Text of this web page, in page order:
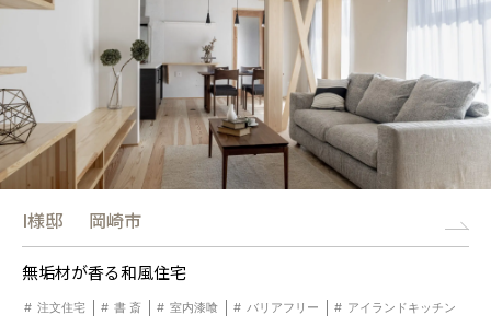
I様邸 岡崎市
無垢材が香る和風住宅
注文住宅 書 斎 室内漆喰 バリアフリー
アイランドキッチン